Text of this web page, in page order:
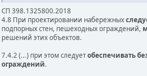
СП 398.1325800.2018
4.8 При проектировании набережных
подпорных стен, пешеходных ограждений,
решений этих объектов.
7.4.2 (...) при этом следуетобеспечивать
ограждений.